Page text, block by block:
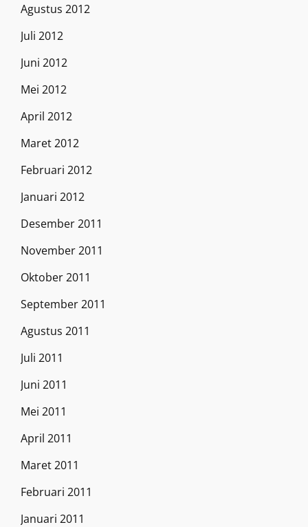
Agustus 2012
Juli 2012
Juni 2012
Mei 2012
April 2012
Maret 2012
Februari 2012
Januari 2012
Desember 2011
November 2011
Oktober 2011
September 2011
Agustus 2011
Juli 2011
Juni 2011
Mei 2011
April 2011
Maret 2011
Februari 2011
Januari 2011